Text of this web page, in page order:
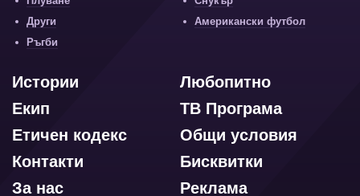
Други
Американски футбол
Ръгби
Любопитно
Истории
ТВ Програма
Екип
Общи условия
Етичен кодекс
Бисквитки
Контакти
Реклама
За нас